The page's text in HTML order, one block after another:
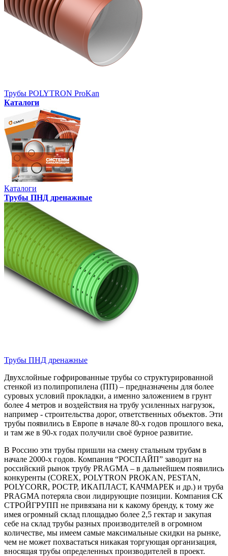
Трубы POLYTRON ProKan
Каталоги
Каталоги
Трубы ПНД дренажные
Трубы ПНД дренажные
Двухслойные гофрированные трубы со структурированной
стенкой из полипропилена (ПП) – предназначены для более
суровых условий прокладки, а именно заложением в грунт
более 4 метров и воздействия на трубу усиленных нагрузок,
например - строительства дорог, ответственных объектов. Эти
трубы появились в Европе в начале 80-х годов прошлого века,
и там же в 90-х годах получили своё бурное развитие.
В Россию эти трубы пришли на смену стальным трубам в
начале 2000-х годов. Компания “РОСПАЙП” заводит на
российский рынок трубу PRAGMA – в дальнейшем появились
конкуренты (COREX, POLYTRON PROKAN, PESTAN,
POLYCORR, РОСТР, ИКАПЛАСТ, КАЧМАРЕК и др.) и труба
PRAGMA потеряла свои лидирующие позиции. Компания СК
СТРОЙГРУПП не привязана ни к какому бренду, к тому же
имея огромный склад площадью более 2,5 гектар и закупая
себе на склад трубы разных производителей в огромном
количестве, мы имеем самые максимальные скидки на рынке,
чем не может похвастаться никакая торгующая организация,
вносящая трубы определенных производителей в проект.